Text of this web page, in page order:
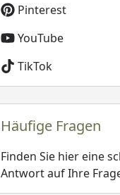
Pinterest
YouTube
TikTok
Häufige Fragen
Finden Sie hier eine
Antwort auf Ihre